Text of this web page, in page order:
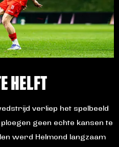
HELFT
verliep het spelbeeld
geen echte kansen te
werd Helmond langzaam